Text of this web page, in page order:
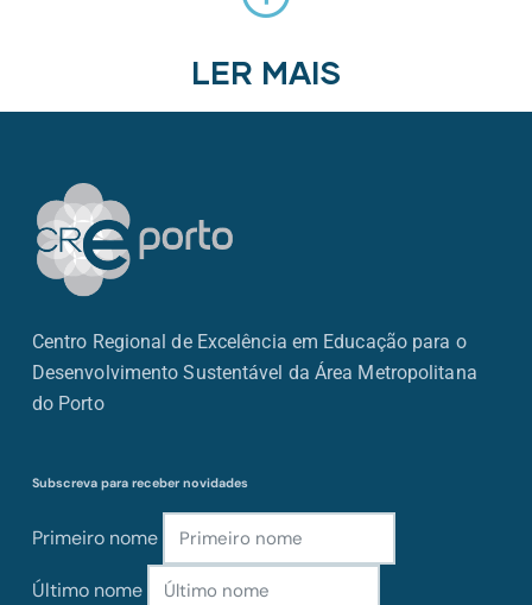
LER MAIS
Centro Regional de Excelência em Educação para o
Desenvolvimento Sustentável da Área Metropolitana
do Porto
Subscreva para receber novidades
Primeiro nome
Último nome